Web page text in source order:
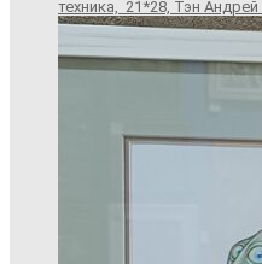
техника, 21*28, Тэн Андрей